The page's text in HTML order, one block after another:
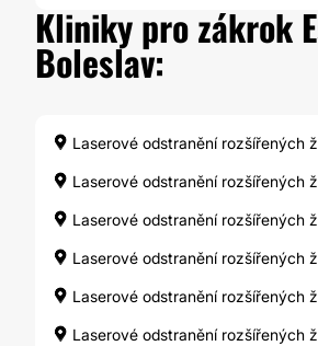
Kliniky pro zákrok
Boleslav:
Laserové odstranění rozšířených
Laserové odstranění rozšířených
Laserové odstranění rozšířených
Laserové odstranění rozšířených
Laserové odstranění rozšířených
Laserové odstranění rozšířených